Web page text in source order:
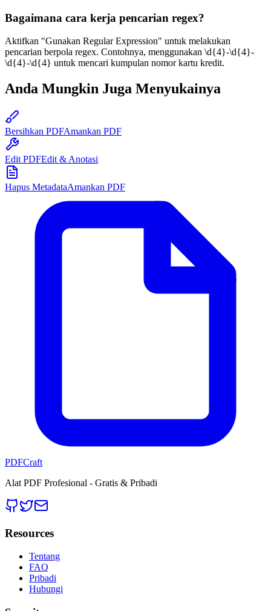
Bagaimana cara kerja pencarian regex?
Aktifkan "Gunakan Regular Expression" untuk melakukan
pencarian berpola regex. Contohnya, menggunakan \d{4}-\d{4}-
\d{4}-\d{4} untuk mencari kumpulan nomor kartu kredit.
Anda Mungkin Juga Menyukainya
Bersihkan PDFAmankan PDF
Edit PDFEdit & Anotasi
Hapus MetadataAmankan PDF
PDFCraft
Alat PDF Profesional - Gratis & Pribadi
Resources
Tentang
FAQ
Pribadi
Hubungi